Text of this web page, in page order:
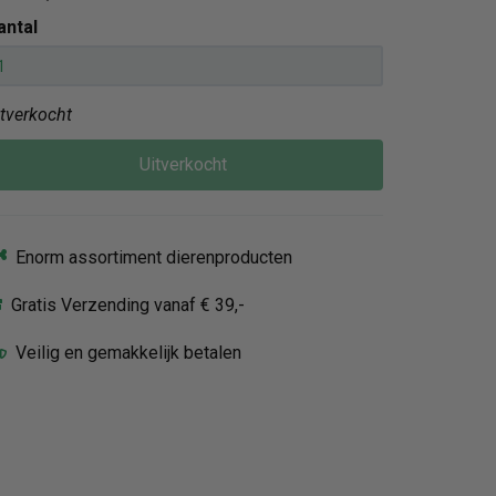
Uitverkocht
Enorm assortiment dierenproducten
Gratis Verzending vanaf € 39,-
Veilig en gemakkelijk betalen